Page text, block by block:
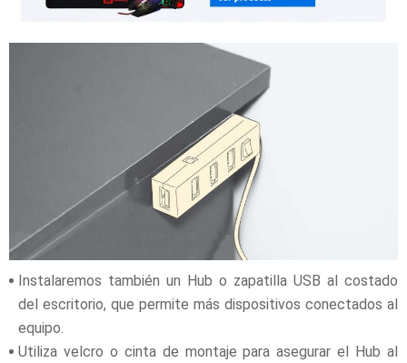
Instalaremos también un Hub o zapatilla USB al costado
del escritorio, que permite más dispositivos conectados al
equipo.
Utiliza velcro o cinta de montaje para asegurar el Hub al